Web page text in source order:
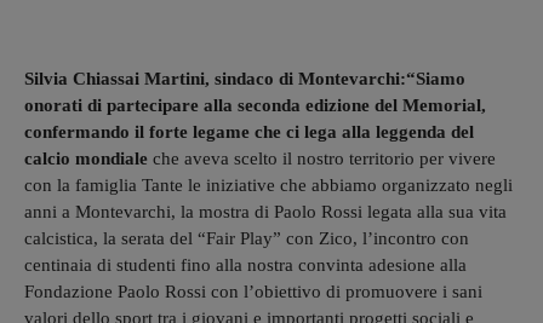
Silvia Chiassai Martini, sindaco di Montevarchi:“Siamo
onorati di partecipare alla seconda edizione del Memorial,
confermando il forte legame che ci lega alla leggenda del
calcio mondiale che aveva scelto il nostro territorio per vivere
con la famiglia Tante le iniziative che abbiamo organizzato negli
anni a Montevarchi, la mostra di Paolo Rossi legata alla sua vita
calcistica, la serata del “Fair Play” con Zico, l’incontro con
centinaia di studenti fino alla nostra convinta adesione alla
Fondazione Paolo Rossi con l’obiettivo di promuovere i sani
valori dello sport tra i giovani e importanti progetti sociali e